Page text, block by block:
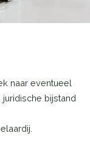
naar eventueel
bijstand